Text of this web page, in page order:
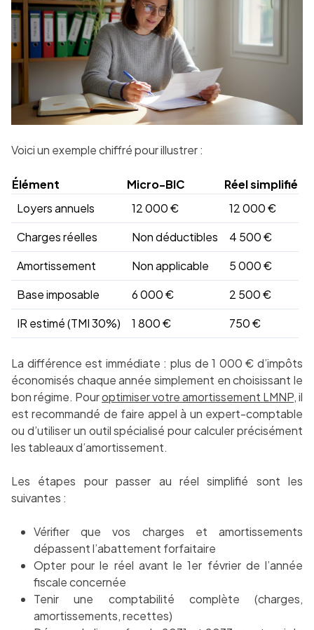
Voici un exemple chiffré pour illustrer :
Élément Micro-BIC
Réel simplifié
Loyers annuels
12 000 €
12 000 €
Charges réelles
Non déductibles
4 500 €
Amortissement
Non applicable
5 000 €
Base imposable
6 000 €
2 500 €
IR estimé (TMI 30%)
1 800 € 750 €
La différence est immédiate : plus de 1 000 € d’impôts
économisés chaque année simplement en choisissant le
bon régime. Pouroptimiser votre amortissement LMNP, il
est recommandé de faire appel à un expert-comptable
ou d’utiliser un outil spécialisé pour calculer précisément
les tableaux d’amortissement.
Les étapes pour passer au réel simplifié sont les
suivantes :
Vérifier que vos charges et amortissements
dépassent l’abattement forfaitaire
Opter pour le réel avant le 1er février de l’année
fiscale concernée
Tenir une comptabilité complète (charges,
amortissements, recettes)